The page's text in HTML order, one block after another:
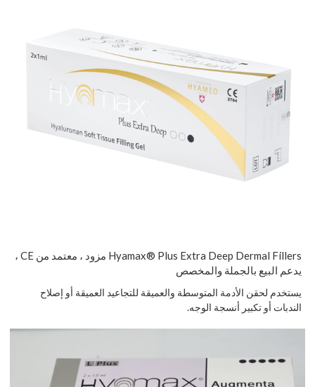
Hyamax® Plus Extra Deep Dermal Fillers مزود ، معتمد من CE ،
يدعم البيع بالجملة والمخصص
يستخدم لحقن الأدمة المتوسطة والعميقة للتجاعيد العميقة أو إصلاح
الندبات أو تكبير أنسجة الوجه.